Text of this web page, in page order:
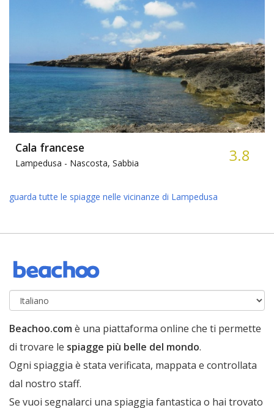
Cala francese
Lampedusa - Nascosta, Sabbia 3.8
guarda tutte le spiagge nelle vicinanze di Lampedusa
Beachoo.com è una piattaforma online che ti permette
di trovare le spiagge più belle del mondo.
Ogni spiaggia è stata verificata, mappata e controllata
dal nostro staff.
Se vuoi segnalarci una spiaggia fantastica o hai trovato